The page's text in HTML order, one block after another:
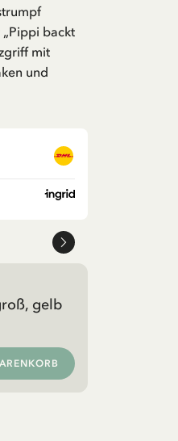
backt
mit
und
gelb